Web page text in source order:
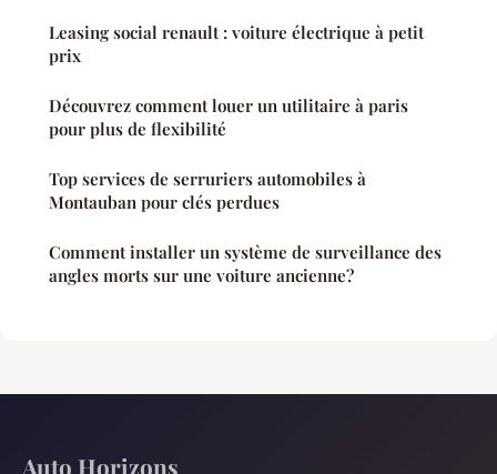
Leasing social renault : voiture électrique à petit
prix
Découvrez comment louer un utilitaire à paris
pour plus de flexibilité
Top services de serruriers automobiles à
Montauban pour clés perdues
Comment installer un système de surveillance des
angles morts sur une voiture ancienne?
Auto Horizons